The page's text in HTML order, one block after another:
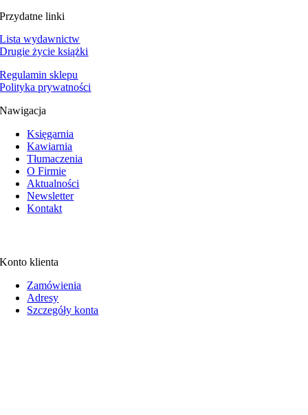
Przydatne linki
Lista wydawnictw
Drugie życie książki
Regulamin sklepu
Polityka prywatności
Nawigacja
Księgarnia
Kawiarnia
Tłumaczenia
O Firmie
Aktualności
Newsletter
Kontakt
Konto klienta
Zamówienia
Adresy
Szczegóły konta